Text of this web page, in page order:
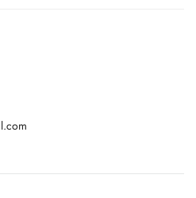
LUNEX University (Luxembourg)
training from Sport Faculty of